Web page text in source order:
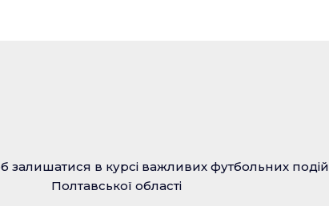
залишатися в курсі важливих футбольних подій
Полтавської області